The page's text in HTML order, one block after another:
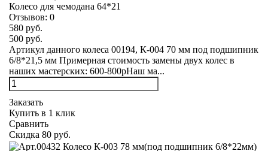
Колесо для чемодана 64*21
Отзывов: 0
580 руб.
500 руб.
Артикул данного колеса 00194, К-004 70 мм под подшипник
6/8*21,5 мм Примерная стоимость замены двух колес в
наших мастерских: 600-800рНаш ма...
Заказать
Купить в 1 клик
Сравнить
Скидка 80 руб.